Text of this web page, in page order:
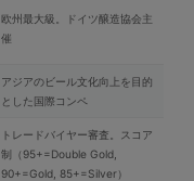
欧州最大級。ドイツ醸造協会主
催
アジアのビール文化向上を目的
とした国際コンペ
トレードバイヤー審査。スコア
制（95+=Double Gold,
90+=Gold, 85+=Silver）